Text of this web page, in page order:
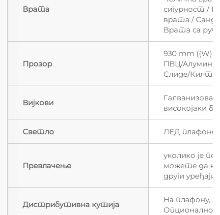
Врата
сигурност /
врата /
Врата са
Прозор
930 mm ((W) *
ПВЦ/
Слиде/Килт
Вијкови
високојаки
Светло ЛЕД плафоне
Превлачење
уколико је
можете да
други уређаји.
Дистрибутивна кутија
На плафону,
Опционално